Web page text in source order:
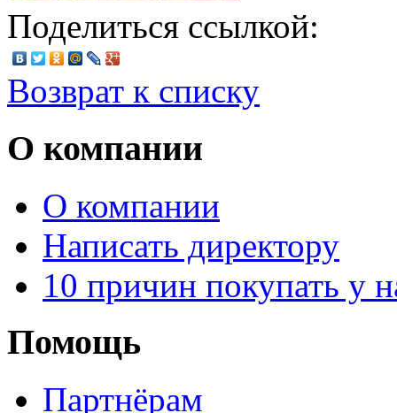
Поделиться ссылкой:
Возврат к списку
О компании
О компании
Написать директору
10 причин покупать у
Помощь
Партнёрам